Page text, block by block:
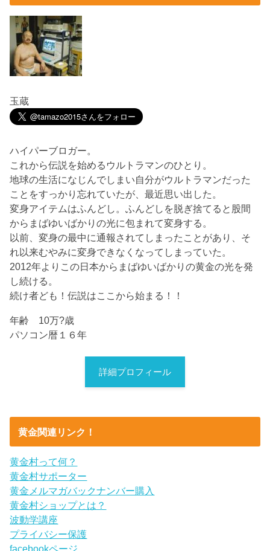
玉蔵
ハイパーブロガー。
これから伝説を始めるウルトラマンのひとり。
地球の生活になじんでしまい自分がウルトラマンだった
ことをすっかり忘れていたが、最近思い出した。
変身アイテムはふんどし。ふんどしを脱ぎ捨てると股間
からまばゆいばかりの光に包まれて変身する。
以前、変身の最中に通報されてしまったことがあり、そ
れ以来むやみに変身できなくなってしまっていた。
2012年よりこの日本からまばゆいばかりの黄金の光を発
し続ける。
続け者ども！伝説はここから始まる！！
年齢 10万?歳
パソコン暦１６年
詳細プロフィール
黄金関連リンク！
黄金村って何？
黄金村サポーター
黄金メルマガバックナンバー購入
黄金村ショップとは？
波動学講座
プライバシー保護
facebookページ